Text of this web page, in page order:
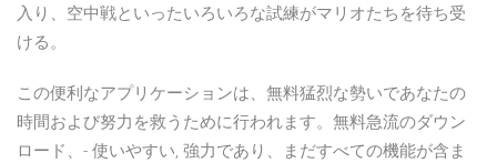
入り、空中戦といったいろいろな試練がマリオたちを待ち受
ける。
この便利なアプリケーションは、無料猛烈な勢いであなたの
時間および努力を救うために行われます。無料急流のダウン
ロード、- 使いやすい, 強力であり、まだすべての機能が含ま